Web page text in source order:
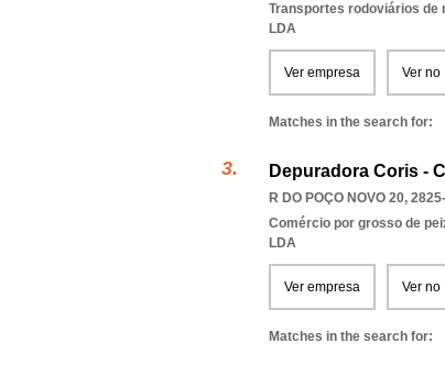
Transportes rodoviários de
LDA
Ver empresa Ver no
Matches in the search for:
Depuradora Coris -
R DO POÇO NOVO 20,
Comércio por grosso de
LDA
Ver empresa Ver no
Matches in the search for: